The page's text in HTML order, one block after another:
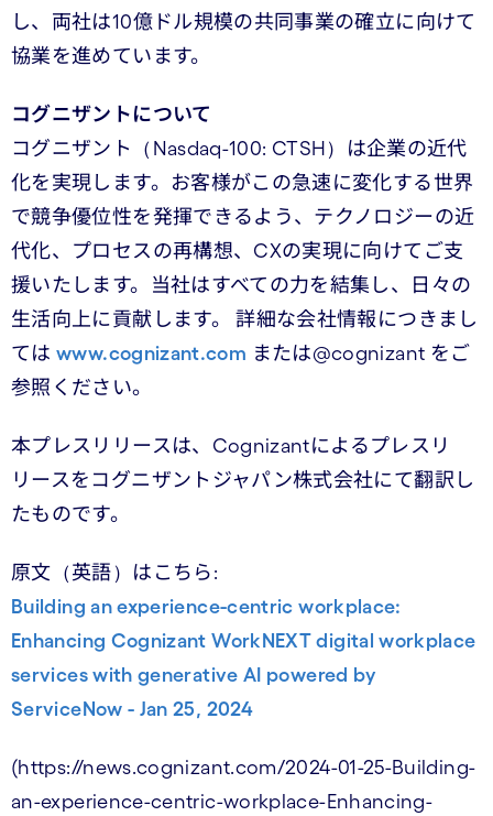
し、両社は10億ドル規模の共同事業の確立に向けて
協業を進めています。
コグニザントについて
コグニザント（Nasdaq-100: CTSH）は企業の近代
化を実現します。お客様がこの急速に変化する世界
で競争優位性を発揮できるよう、テクノロジーの近
代化、プロセスの再構想、CXの実現に向けてご支
援いたします。当社はすべての力を結集し、日々の
生活向上に貢献します。 詳細な会社情報につきまし
てはwww.cognizant.com または@cognizant をご
参照ください。
本プレスリリースは、Cognizantによるプレスリ
リースをコグニザントジャパン株式会社にて翻訳し
たものです。
原文（英語）はこちら:
Building an experience-centric workplace:
Enhancing Cognizant WorkNEXT digital workplace
services with generative AI powered by
ServiceNow - Jan 25, 2024
(https://news.cognizant.com/2024-01-25-Building-
an-experience-centric-workplace-Enhancing-